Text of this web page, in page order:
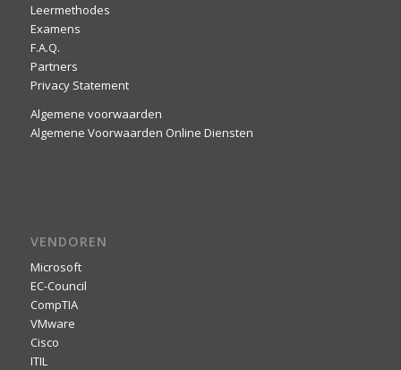
Leermethodes
Examens
F.A.Q.
Partners
Privacy Statement
Algemene voorwaarden
Algemene Voorwaarden Online Diensten
VENDOREN
Microsoft
EC-Council
CompTIA
VMware
Cisco
ITIL